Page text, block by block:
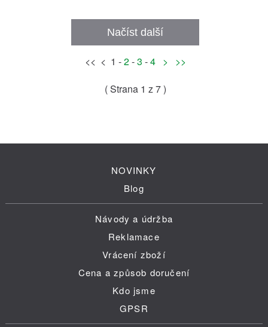
Načíst další
<< < 1 -2-3 -4 >
>>
( Strana 1 z 7 )
NOVINKY
Blog
Návody a údržba
Reklamace
Vrácení zboží
Cena a způsob doručení
Kdo jsme
GPSR